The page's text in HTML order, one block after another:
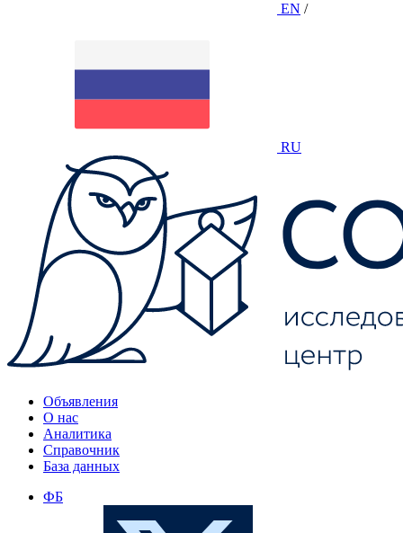
EN /
RU
Объявления
О нас
Аналитика
Справочник
База данных
ФБ